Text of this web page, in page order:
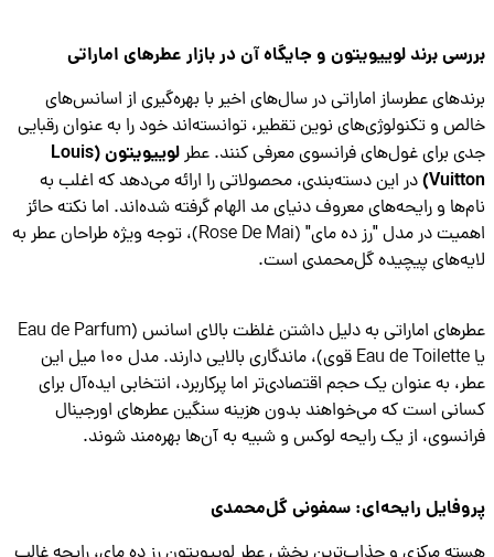
برند لوییویتون و جایگاه آن در بازار عطرهای اماراتی
عطرساز اماراتی در سال‌های اخیر با بهره‌گیری از اسانس‌های
و تکنولوژی‌های نوین تقطیر، توانسته‌اند خود را به عنوان رقبایی
برای غول‌های فرانسوی معرفی کنند. عطر
لوییویتون (Louis
در این دسته‌بندی، محصولاتی را ارائه می‌دهد که اغلب به
و رایحه‌های معروف دنیای مد الهام گرفته شده‌اند. اما نکته حائز
اهمیت در مدل "رز ده مای" (Rose De Mai)، توجه ویژه طراحان عطر به
پیچیده گل‌محمدی است.
عطرهای اماراتی به دلیل داشتن غلظت بالای اسانس (Eau de Parfum
یا Eau de Toilette قوی)، ماندگاری بالایی دارند. مدل 100 میل این
به عنوان یک حجم اقتصادی‌تر اما پرکاربرد، انتخابی ایده‌آل برای
است که می‌خواهند بدون هزینه سنگین عطرهای اورجینال
از یک رایحه لوکس و شبیه به آن‌ها بهره‌مند شوند.
رایحه‌ای: سمفونی گل‌محمدی